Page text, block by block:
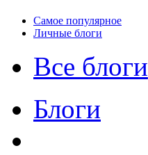
Самое популярное
Личные блоги
Все блоги
Блоги